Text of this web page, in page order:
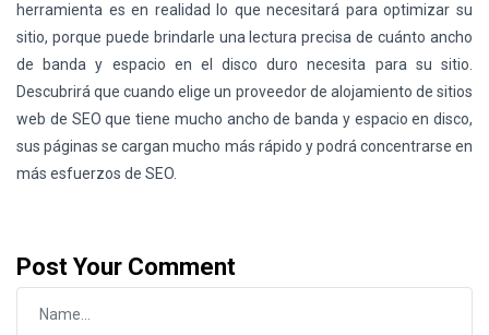
herramienta es en realidad lo que necesitará para optimizar su
sitio, porque puede brindarle una lectura precisa de cuánto ancho
de banda y espacio en el disco duro necesita para su sitio.
Descubrirá que cuando elige un proveedor de alojamiento de sitios
web de SEO que tiene mucho ancho de banda y espacio en disco,
sus páginas se cargan mucho más rápido y podrá concentrarse en
más esfuerzos de SEO.
Post Your Comment